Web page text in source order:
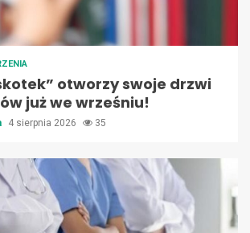
otworzy swoje drzwi
już we wrześniu!
4 sierpnia 2026 35